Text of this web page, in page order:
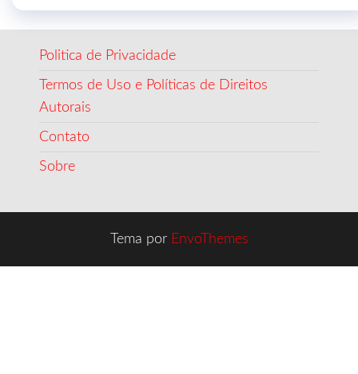
Politica de Privacidade
Termos de Uso e Políticas de Direitos
Autorais
Contato
Sobre
Tema por EnvoThemes